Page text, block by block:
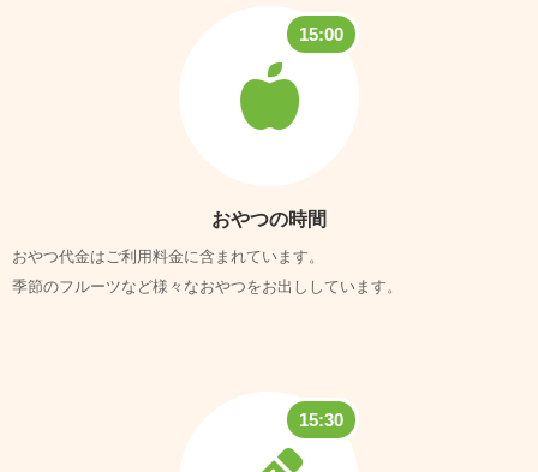
15:00
おやつの時間
おやつ代金はご利用料金に含まれています。
季節のフルーツなど様々なおやつをお出ししています。
15:30